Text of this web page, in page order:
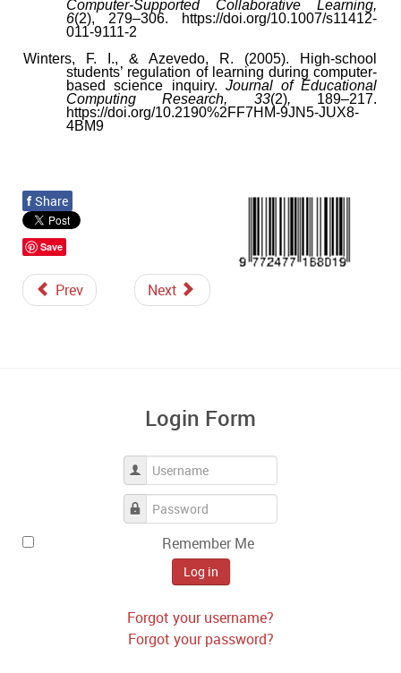
Computer-Supported Collaborative Learning,
6(2), 279–306. https://doi.org/10.1007/s11412-
011-9111-2
Winters, F. I., & Azevedo, R. (2005). High-school
students’ regulation of learning during computer-
based science inquiry. Journal of Educational
Computing Research, 33(2), 189–217.
https://doi.org/10.2190%2FF7HM-9JN5-JUX8-
4BM9
f Share
Save
Prev Next
Login Form
Username
Password
Remember Me
Log in
Forgot your username?
Forgot your password?